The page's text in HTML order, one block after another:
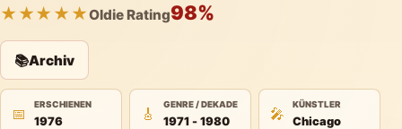
★★★★★Oldie Rating98%
📚Archiv
📅
ERSCHIENEN
1976 🎸
GENRE / DEKADE
1971 - 1980 🎤
KÜNSTLER
Chicago